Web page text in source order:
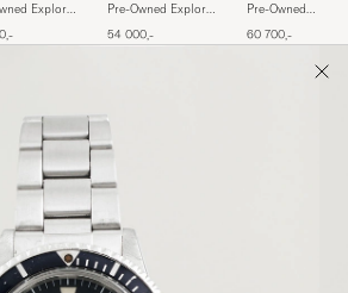
Explorer
Pre-Owned Explorer
54 000,-
Pre-Owned
60 700,-